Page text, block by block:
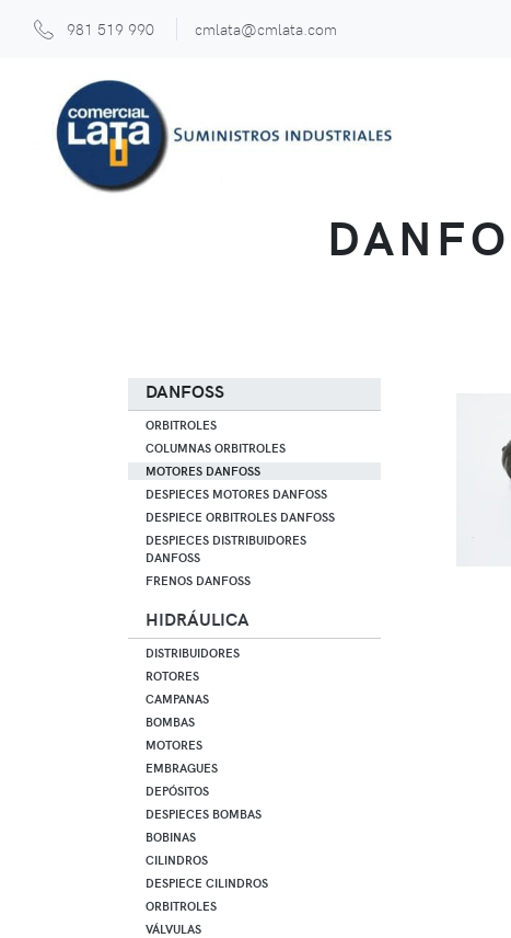
981 519 990 cmlata@cmlata.com
DANFOSS
ORBITROLES
COLUMNAS ORBITROLES
MOTORES DANFOSS
DESPIECES MOTORES DANFOSS
DESPIECE ORBITROLES DANFOSS
DESPIECES DISTRIBUIDORES
DANFOSS
FRENOS DANFOSS
HIDRÁULICA
DISTRIBUIDORES
ROTORES
CAMPANAS
BOMBAS
MOTORES
EMBRAGUES
DEPÓSITOS
DESPIECES BOMBAS
BOBINAS
CILINDROS
DESPIECE CILINDROS
ORBITROLES
VÁLVULAS